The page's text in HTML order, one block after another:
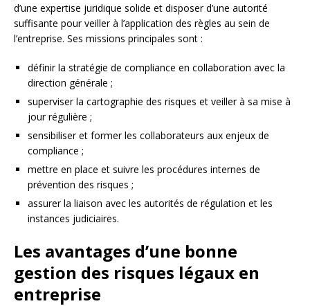
d’une expertise juridique solide et disposer d’une autorité
suffisante pour veiller à l’application des règles au sein de
l’entreprise. Ses missions principales sont :
définir la stratégie de compliance en collaboration avec la
direction générale ;
superviser la cartographie des risques et veiller à sa mise à
jour régulière ;
sensibiliser et former les collaborateurs aux enjeux de
compliance ;
mettre en place et suivre les procédures internes de
prévention des risques ;
assurer la liaison avec les autorités de régulation et les
instances judiciaires.
Les avantages d’une bonne
gestion des risques légaux en
entreprise